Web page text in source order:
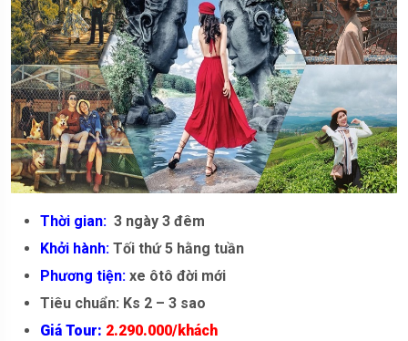
Thời gian: 3 ngày 3 đêm
Khởi hành: Tối thứ 5 hằng tuần
Phương tiện: xe ôtô đời mới
Tiêu chuẩn: Ks 2 – 3 sao
Giá Tour: 2.290.000/khách